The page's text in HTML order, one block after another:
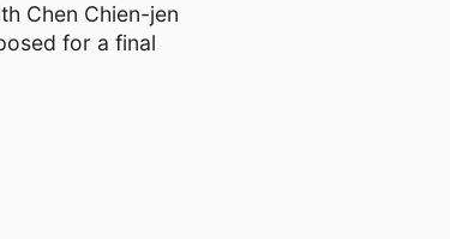
Chen Chien-jen
for a final